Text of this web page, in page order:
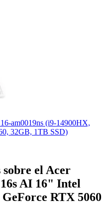
am0019ns (i9-14900HX,
32GB, 1TB SSD)
sobre el Acer
AI 16" Intel
RTX 5060